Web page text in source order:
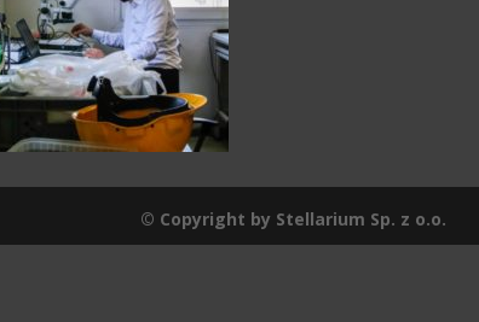
© Copyright by Stellarium Sp. z o.o.